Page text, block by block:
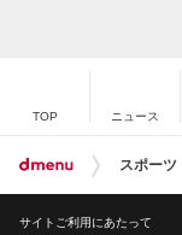
TOP ニュース
スポーツ
サイトご利用にあたって